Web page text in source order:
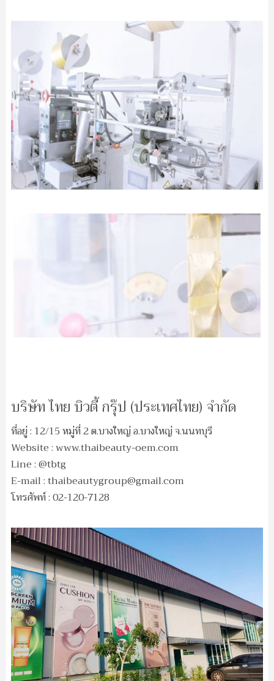
บริษัท ไทย บิวตี้ กรุ๊ป (ประเทศไทย) จำกัด
ที่อยู่ : 12/15 หมู่ที่ 2 ต.บางใหญ่ อ.บางใหญ่ จ.นนทบุรี
Website : www.thaibeauty-oem.com
Line : @tbtg
E-mail :thaibeautygroup@gmail.com
โทรศัพท์ : 02-120-7128